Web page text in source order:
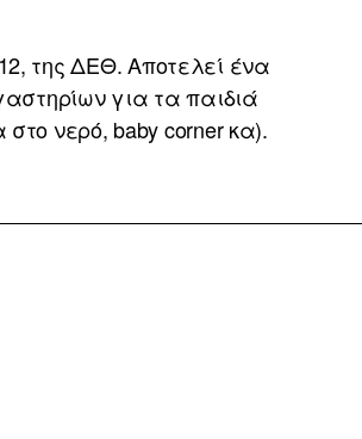
της ΔΕΘ. Αποτελεί ένα
για τα παιδιά
νερό, baby corner κα).